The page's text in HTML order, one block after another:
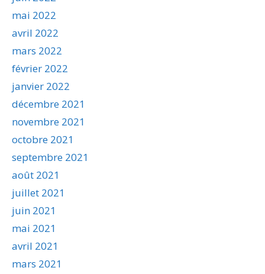
mai 2022
avril 2022
mars 2022
février 2022
janvier 2022
décembre 2021
novembre 2021
octobre 2021
septembre 2021
août 2021
juillet 2021
juin 2021
mai 2021
avril 2021
mars 2021